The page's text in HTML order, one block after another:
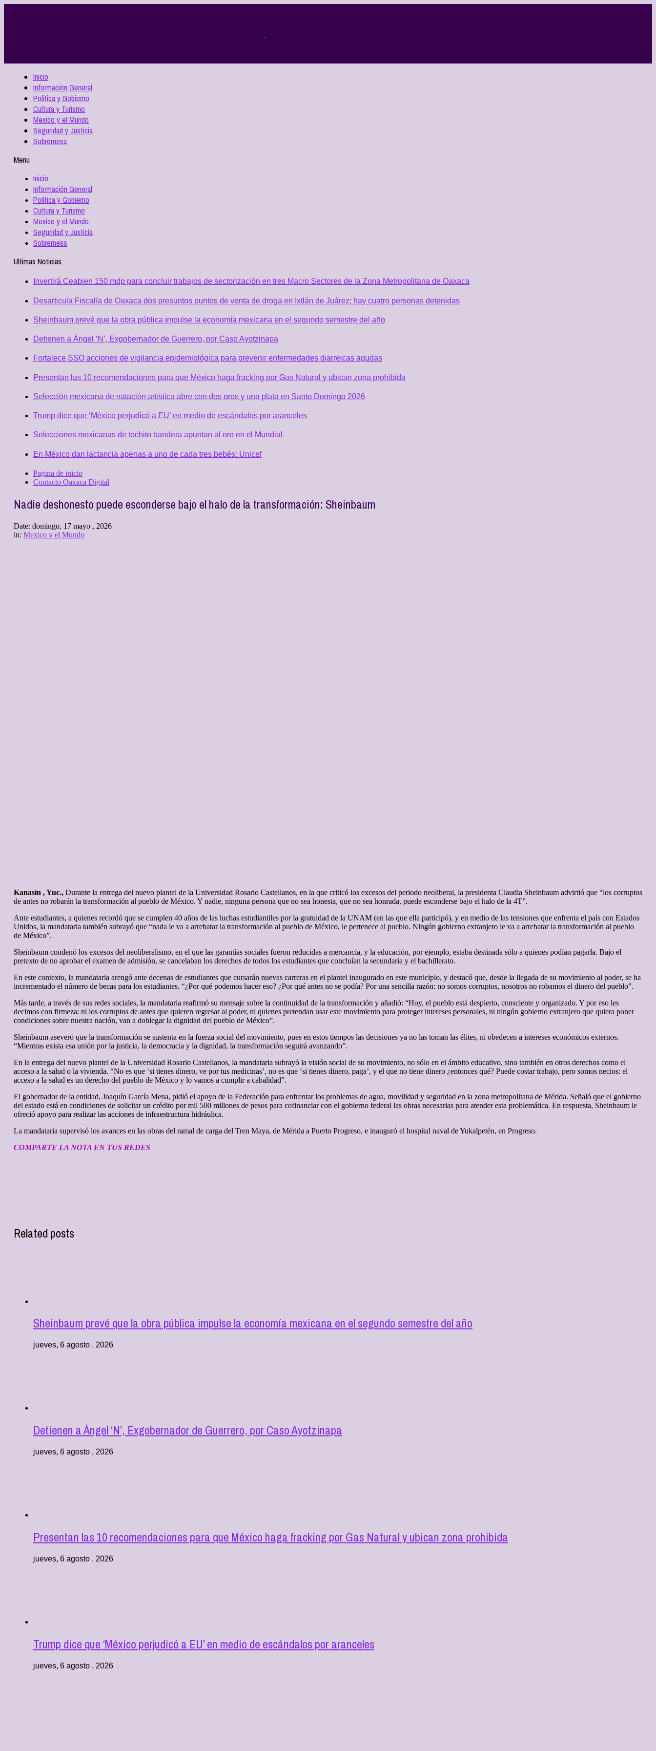
Inicio
Información General
Política y Gobierno
Cultura y Turismo
Mexico y el Mundo
Seguridad y Justicia
Sobremesa
Menu
Inicio
Información General
Política y Gobierno
Cultura y Turismo
Mexico y el Mundo
Seguridad y Justicia
Sobremesa
Ultimas Noticias
Invertirá Ceabien 150 mdp para concluir trabajos de sectorización en tres Macro Sectores de la Zona Metropolitana de Oaxaca
Desarticula Fiscalía de Oaxaca dos presuntos puntos de venta de droga en Ixtlán de Juárez; hay cuatro personas detenidas
Sheinbaum prevé que la obra pública impulse la economía mexicana en el segundo semestre del año
Detienen a Ángel ‘N’, Exgobernador de Guerrero, por Caso Ayotzinapa
Fortalece SSO acciones de vigilancia epidemiológica para prevenir enfermedades diarreicas agudas
Presentan las 10 recomendaciones para que México haga fracking por Gas Natural y ubican zona prohibida
Selección mexicana de natación artística abre con dos oros y una plata en Santo Domingo 2026
Trump dice que ‘México perjudicó a EU’ en medio de escándalos por aranceles
Selecciones mexicanas de tochito bandera apuntan al oro en el Mundial
En México dan lactancia apenas a uno de cada tres bebés: Unicef
Pagina de inicio
Contacto Oaxaca Digital
Nadie deshonesto puede esconderse bajo el halo de la transformación: Sheinbaum
Date: domingo, 17 mayo , 2026
in: Mexico y el Mundo
Kanasín , Yuc., Durante la entrega del nuevo plantel de la Universidad Rosario Castellanos, en la que criticó los excesos del periodo neoliberal, la presidenta Claudia Sheinbaum advirtió que “los corruptos
de antes no robarán la transformación al pueblo de México. Y nadie, ninguna persona que no sea honesta, que no sea honrada, puede esconderse bajo el halo de la 4T”.
Ante estudiantes, a quienes recordó que se cumplen 40 años de las luchas estudiantiles por la gratuidad de la UNAM (en las que ella participó), y en medio de las tensiones que enfrenta el país con Estados
Unidos, la mandataria también subrayó que “nada le va a arrebatar la transformación al pueblo de México, le pertenece al pueblo. Ningún gobierno extranjero le va a arrebatar la transformación al pueblo
de México”.
Sheinbaum condenó los excesos del neoliberalismo, en el que las garantías sociales fueron reducidas a mercancía, y la educación, por ejemplo, estaba destinada sólo a quienes podían pagarla. Bajo el
pretexto de no aprobar el examen de admisión, se cancelaban los derechos de todos los estudiantes que concluían la secundaria y el bachillerato.
En este contexto, la mandataria arengó ante decenas de estudiantes que cursarán nuevas carreras en el plantel inaugurado en este municipio, y destacó que, desde la llegada de su movimiento al poder, se ha
incrementado el número de becas para los estudiantes. “¿Por qué podemos hacer eso? ¿Por qué antes no se podía? Por una sencilla razón: no somos corruptos, nosotros no robamos el dinero del pueblo”.
Más tarde, a través de sus redes sociales, la mandataria reafirmó su mensaje sobre la continuidad de la transformación y añadió: “Hoy, el pueblo está despierto, consciente y organizado. Y por eso les
decimos con firmeza: ni los corruptos de antes que quieren regresar al poder, ni quienes pretendan usar este movimiento para proteger intereses personales, ni ningún gobierno extranjero que quiera poner
condiciones sobre nuestra nación, van a doblegar la dignidad del pueblo de México”.
Sheinbaum aseveró que la transformación se sustenta en la fuerza social del movimiento, pues en estos tiempos las decisiones ya no las toman las élites, ni obedecen a intereses económicos externos.
“Mientras exista esa unión por la justicia, la democracia y la dignidad, la transformación seguirá avanzando”.
En la entrega del nuevo plantel de la Universidad Rosario Castellanos, la mandataria subrayó la visión social de su movimiento, no sólo en el ámbito educativo, sino también en otros derechos como el
acceso a la salud o la vivienda. “No es que ‘si tienes dinero, ve por tus medicinas’, no es que ‘si tienes dinero, paga’, y el que no tiene dinero ¿entonces qué? Puede costar trabajo, pero somos necios: el
acceso a la salud es un derecho del pueblo de México y lo vamos a cumplir a cabalidad”.
El gobernador de la entidad, Joaquín García Mena, pidió el apoyo de la Federación para enfrentar los problemas de agua, movilidad y seguridad en la zona metropolitana de Mérida. Señaló que el gobierno
del estado está en condiciones de solicitar un crédito por mil 500 millones de pesos para cofinanciar con el gobierno federal las obras necesarias para atender esta problemática. En respuesta, Sheinbaum le
ofreció apoyo para realizar las acciones de infraestructura hidráulica.
La mandataria supervisó los avances en las obras del ramal de carga del Tren Maya, de Mérida a Puerto Progreso, e inauguró el hospital naval de Yukalpetén, en Progreso.
COMPARTE LA NOTA EN TUS REDES
Related posts
Sheinbaum prevé que la obra pública impulse la economía mexicana en el segundo semestre del año
jueves, 6 agosto , 2026
Detienen a Ángel ‘N’, Exgobernador de Guerrero, por Caso Ayotzinapa
jueves, 6 agosto , 2026
Presentan las 10 recomendaciones para que México haga fracking por Gas Natural y ubican zona prohibida
jueves, 6 agosto , 2026
Trump dice que ‘México perjudicó a EU’ en medio de escándalos por aranceles
jueves, 6 agosto , 2026